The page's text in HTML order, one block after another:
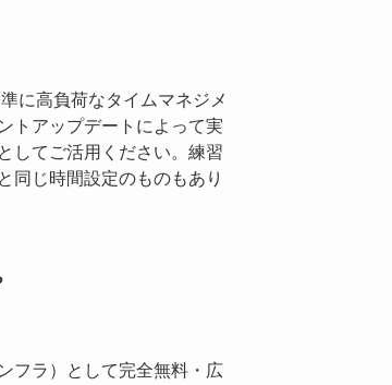
に高負荷なタイムマネジメ
トアップデートによって実
してご活用ください。練習
同じ時間設定のものもあり
フラ）として完全無料・広